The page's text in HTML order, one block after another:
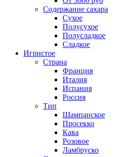
Содержание сахара
Сухое
Полусухое
Полусладкое
Сладкое
Игристое
Страна
Франция
Италия
Испания
Россия
Тип
Шампанское
Просекко
Кава
Розовое
Ламбруско